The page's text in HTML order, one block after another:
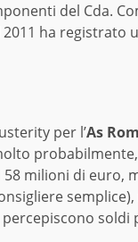
del Cda.
ha registrato
per l’As
milioni di euro,
soldi